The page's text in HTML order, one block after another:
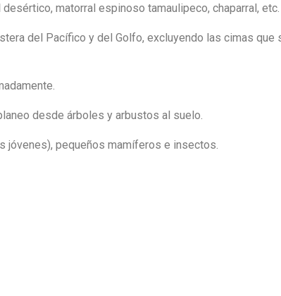
matorral espinoso tamaulipeco, chaparral, etc.
del Pacífico y del Golfo, excluyendo las cimas que
desde árboles y arbustos al suelo.
jóvenes), pequeños mamíferos e insectos.